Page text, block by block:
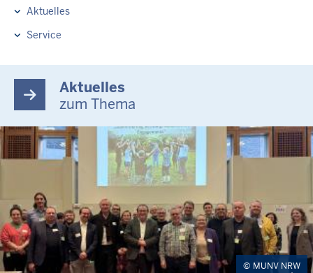
Aktuelles
Service
Aktuelles
zum Thema
MUNV NRW